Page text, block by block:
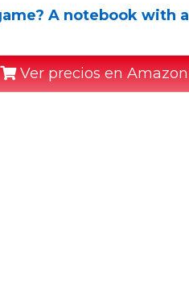
A notebook with a
Ver precios en Amazon